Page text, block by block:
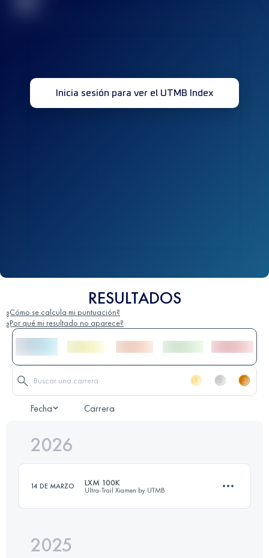
Inicia sesión para ver el UTMB Index
RESULTADOS
¿Cómo se calcula mi puntuación?
¿Por qué mi resultado no aparece?
Fecha Carrera
2026
14 DE MARZO LXM 100K
Ultra-Trail Xiamen by UTMB
2025